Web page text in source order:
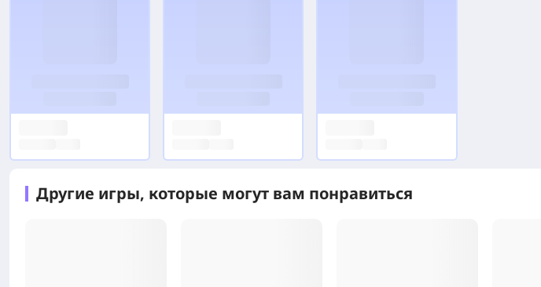
Другие игры, которые могут вам понравиться